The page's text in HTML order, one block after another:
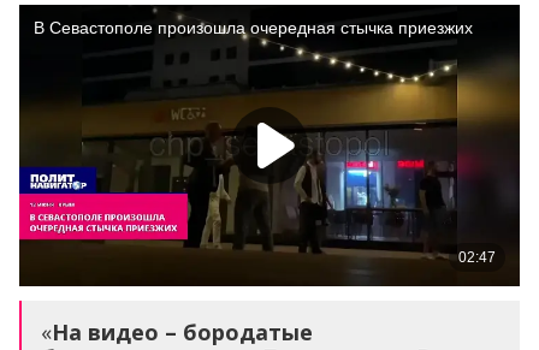
«На видео – бородатые